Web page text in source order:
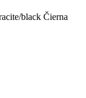
black Čierna